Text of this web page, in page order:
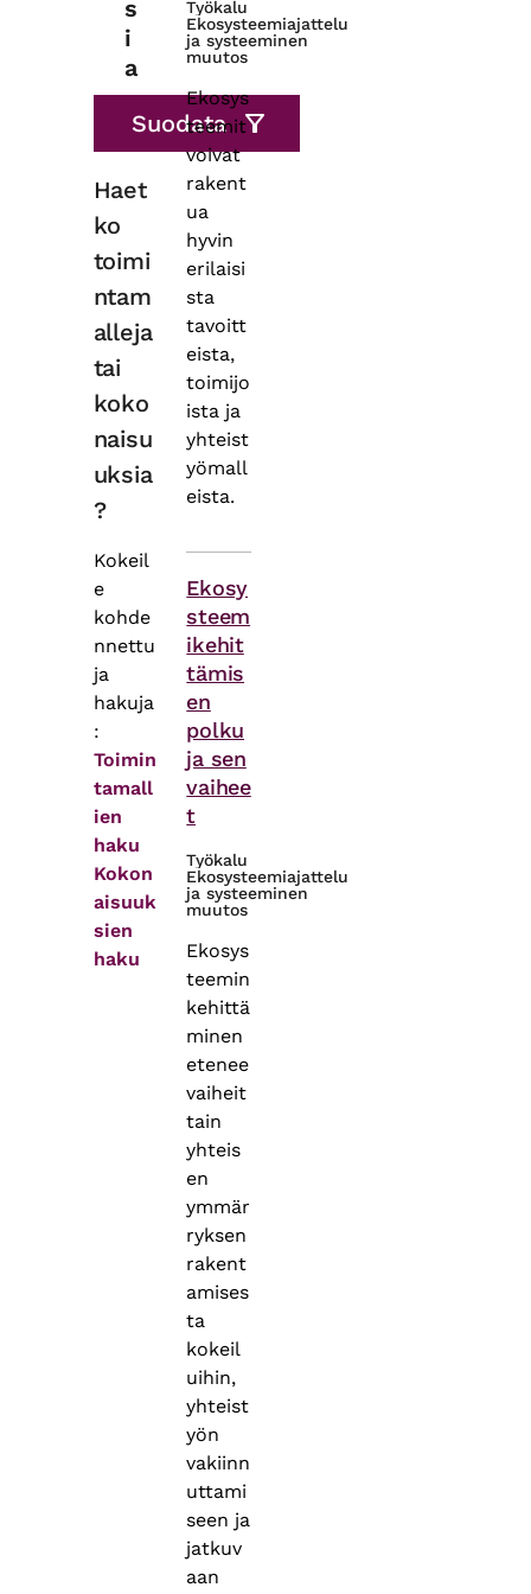
s
i
a
Haet
ko
toimi
ntam
alleja
tai
koko
naisu
uksia
?
Kokeil
e
kohde
nnettu
ja
hakuja
:
Toimin
tamall
ien
haku
Kokon
aisuuk
sien
haku
Työkalu
Ekosysteemiajattelu
ja systeeminen
muutos
Ekosys
teemit
voivat
rakent
ua
hyvin
erilaisi
sta
tavoitt
eista,
toimijo
ista ja
yhteist
yömall
eista.
Ekosy
steem
ikehit
tämis
en
polku
ja sen
vaihee
t
Työkalu
Ekosysteemiajattelu
ja systeeminen
muutos
Ekosys
teemin
kehittä
minen
etenee
vaiheit
tain
yhteis
en
ymmär
ryksen
rakent
amises
ta
kokeil
uihin,
yhteist
yön
vakiinn
uttami
seen ja
jatkuv
aan